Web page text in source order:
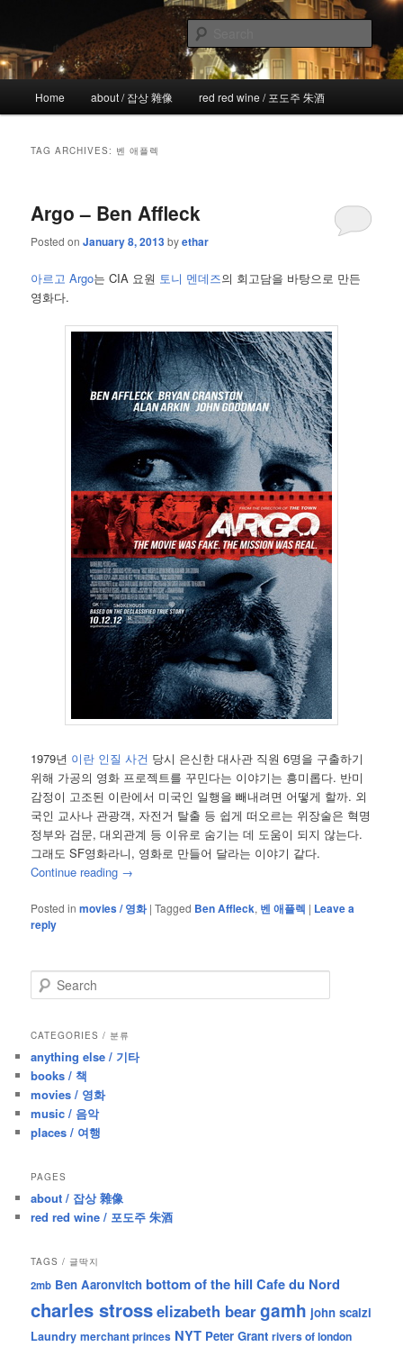
primary
content
secondary
content!wicked
the more I see the less I know
Home about / 잡상 雜像 red red wine / 포도주 朱酒
TAG ARCHIVES: 벤 애플렉
Argo – Ben Affleck
Posted onJanuary 8, 2013byethar
아르고 Argo는 CIA 요원 토니 멘데즈의 회고담을 바탕으로 만든
영화다.
1979년 이란 인질 사건 당시 은신한 대사관 직원 6명을 구출하기
위해 가공의 영화 프로젝트를 꾸민다는 이야기는 흥미롭다. 반미
감정이 고조된 이란에서 미국인 일행을 빼내려면 어떻게 할까. 외
국인 교사나 관광객, 자전거 탈출 등 쉽게 떠오르는 위장술은 혁명
정부와 검문, 대외관계 등 이유로 숨기는 데 도움이 되지 않는다.
그래도 SF영화라니, 영화로 만들어 달라는 이야기 같다.
Continue reading →
Posted in movies / 영화 |Tagged Ben Affleck, 벤 애플렉 | Leave a
reply
e
r
h
CATEGORIES / 분류
anything else / 기타
books / 책
movies / 영화
music / 음악
places / 여행
PAGES
about / 잡상 雜像
red red wine / 포도주 朱酒
TAGS / 글딱지
2mb Ben Aaronvitch bottom of the hill Cafe du Nord
charles strosselizabeth beargamh john scalzi
Laundry merchant princes NYT Peter Grant rivers of london